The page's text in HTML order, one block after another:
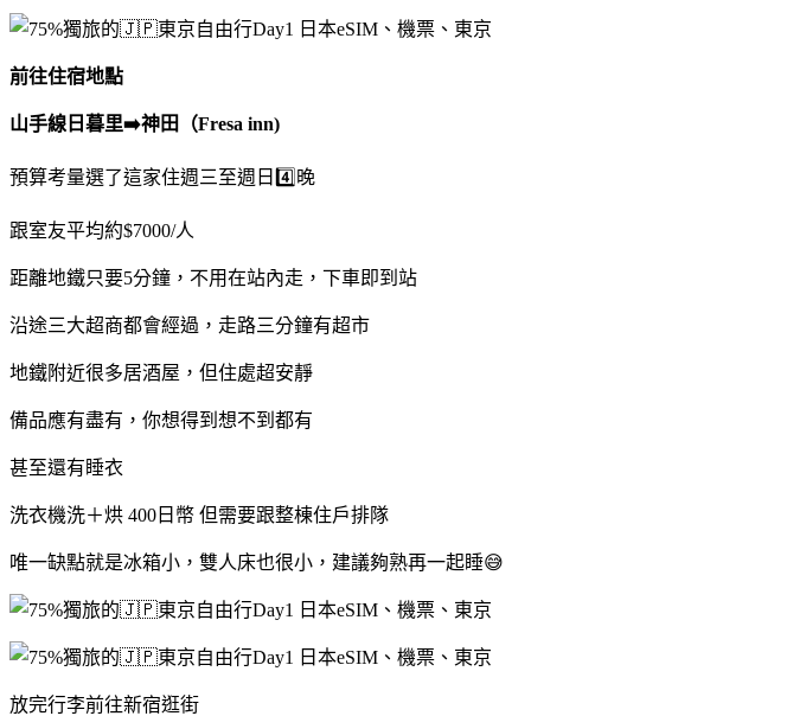
前往住宿地點
山手線日暮里➡️神田（Fresa inn)
預算考量選了這家住週三至週日4️⃣晚
跟室友平均約$7000/人
距離地鐵只要5分鐘，不用在站內走，下車即到站
沿途三大超商都會經過，走路三分鐘有超市
地鐵附近很多居酒屋，但住處超安靜
備品應有盡有，你想得到想不到都有
甚至還有睡衣
洗衣機洗＋烘 400日幣 但需要跟整棟住戶排隊
唯一缺點就是冰箱小，雙人床也很小，建議夠熟再一起睡😅
放完行李前往新宿逛街